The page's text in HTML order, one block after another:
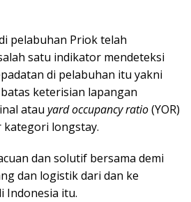
pelabuhan Priok telah
satu indikator mendeteksi
di pelabuhan itu yakni
keterisian lapangan
atau yard occupancy ratio(YOR)
longstay.
dan solutif bersama demi
dan logistik dari dan ke
Indonesia itu.